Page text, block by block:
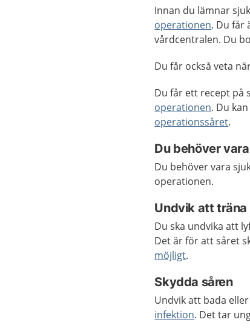
Innan du lämnar
operationen. Du får
vårdcentralen. Du
Du får också veta
Du får ett recept på
operationen. Du
operationssåret.
Du behöver
Du behöver vara
operationen.
Undvik att träna
Du ska undvika att
Det är för att såret
möjligt.
Skydda såren
Undvik att bada
infektion. Det tar